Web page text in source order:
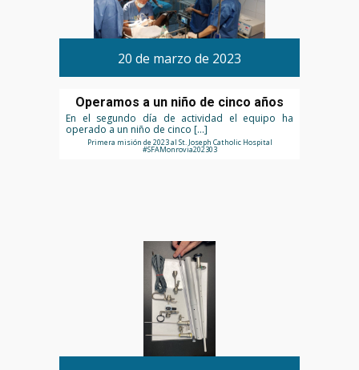
20 de marzo de 2023
Operamos a un niño de cinco años
En el segundo día de actividad el equipo ha
operado a un niño de cinco […]
Primera misión de 2023 al St. Joseph Catholic Hospital
#SFAMonrovia202303